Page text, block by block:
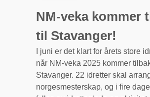
NM-veka kommer
til Stavanger!
I juni er det klart for årets store
når NM-veka 2025 kommer
Stavanger. 22 idretter skal
norgesmesterskap, og i fire